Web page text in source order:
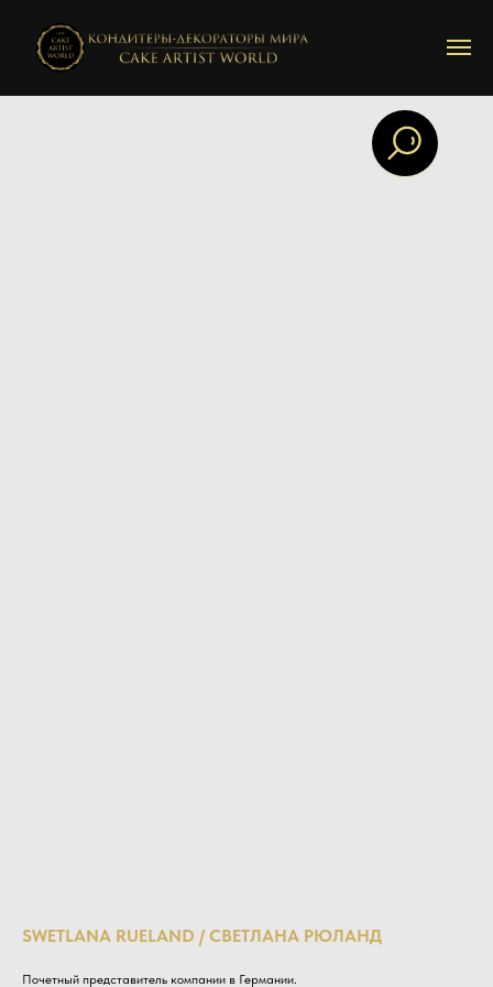
SWETLANA RUELAND / СВЕТЛАНА РЮЛАНД
Почетный представитель компании в Германии.